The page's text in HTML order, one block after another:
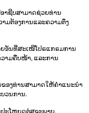
າຊີບສາມາດຊ່ວຍທ່ານ
ມຕ້ອງການແລະຄວາມຕຶງ
ຍອັນທີ່ສະເໜີໂປຣແກຣມການ
າມຄືບໜ້າ, ແລະການ
ອງທ່ານສາມາດໃຫ້ຄໍາແນະນໍາ
ວນການ.
ະໂຫຍດຕໍ່ສຸຂະພາບ,